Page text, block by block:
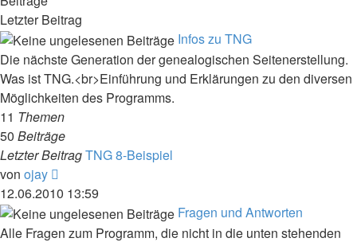
Letzter Beitrag
Infos zu TNG
Die nächste Generation der genealogischen Seitenerstellung.
Was ist TNG.<br>Einführung und Erklärungen zu den diversen
Möglichkeiten des Programms.
11 Themen
50 Beiträge
Letzter BeitragTNG 8-Beispiel
von ojay
Beitrag
12.06.2010 13:59
Fragen und Antworten
Alle Fragen zum Programm, die nicht in die unten stehenden